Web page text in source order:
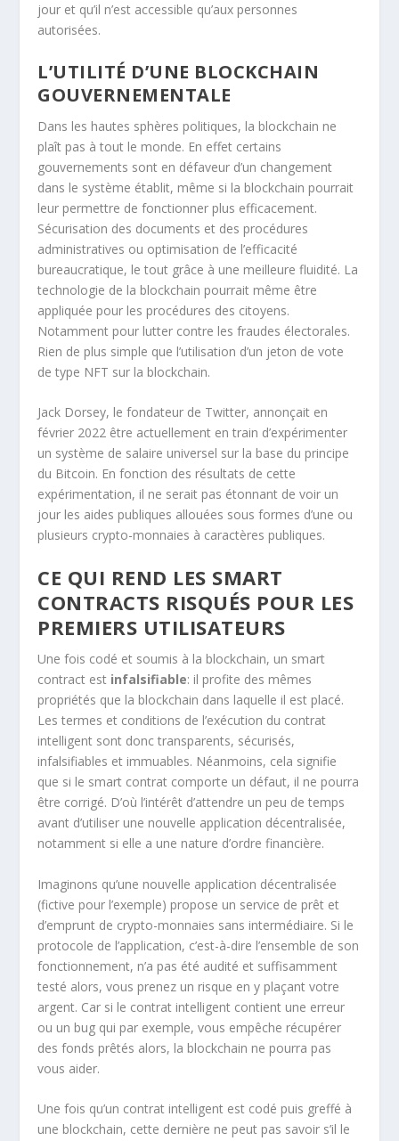
jour et qu’il n’est accessible qu’aux personnes
autorisées.
L’UTILITÉ D’UNE BLOCKCHAIN
GOUVERNEMENTALE
Dans les hautes sphères politiques, la blockchain ne
plaît pas à tout le monde. En effet certains
gouvernements sont en défaveur d’un changement
dans le système établit, même si la blockchain pourrait
leur permettre de fonctionner plus efficacement.
Sécurisation des documents et des procédures
administratives ou optimisation de l’efficacité
bureaucratique, le tout grâce à une meilleure fluidité. La
technologie de la blockchain pourrait même être
appliquée pour les procédures des citoyens.
Notamment pour lutter contre les fraudes électorales.
Rien de plus simple que l’utilisation d’un jeton de vote
de type NFT sur la blockchain.
Jack Dorsey, le fondateur de Twitter, annonçait en
février 2022 être actuellement en train d’expérimenter
un système de salaire universel sur la base du principe
du Bitcoin. En fonction des résultats de cette
expérimentation, il ne serait pas étonnant de voir un
jour les aides publiques allouées sous formes d’une ou
plusieurs crypto-monnaies à caractères publiques.
CE QUI REND LES SMART
CONTRACTS RISQUÉS POUR LES
PREMIERS UTILISATEURS
Une fois codé et soumis à la blockchain, un smart
contract est infalsifiable: il profite des mêmes
propriétés que la blockchain dans laquelle il est placé.
Les termes et conditions de l’exécution du contrat
intelligent sont donc transparents, sécurisés,
infalsifiables et immuables. Néanmoins, cela signifie
que si le smart contrat comporte un défaut, il ne pourra
être corrigé. D’où l’intérêt d’attendre un peu de temps
avant d’utiliser une nouvelle application décentralisée,
notamment si elle a une nature d’ordre financière.
Imaginons qu’une nouvelle application décentralisée
(fictive pour l’exemple) propose un service de prêt et
d’emprunt de crypto-monnaies sans intermédiaire. Si le
protocole de l’application, c’est-à-dire l’ensemble de son
fonctionnement, n’a pas été audité et suffisamment
testé alors, vous prenez un risque en y plaçant votre
argent. Car si le contrat intelligent contient une erreur
ou un bug qui par exemple, vous empêche récupérer
des fonds prêtés alors, la blockchain ne pourra pas
vous aider.
Une fois qu’un contrat intelligent est codé puis greffé à
une blockchain, cette dernière ne peut pas savoir s’il le